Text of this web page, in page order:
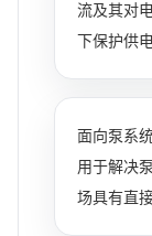
流及其对
下保护供
面向泵系
用于解决
场具有直